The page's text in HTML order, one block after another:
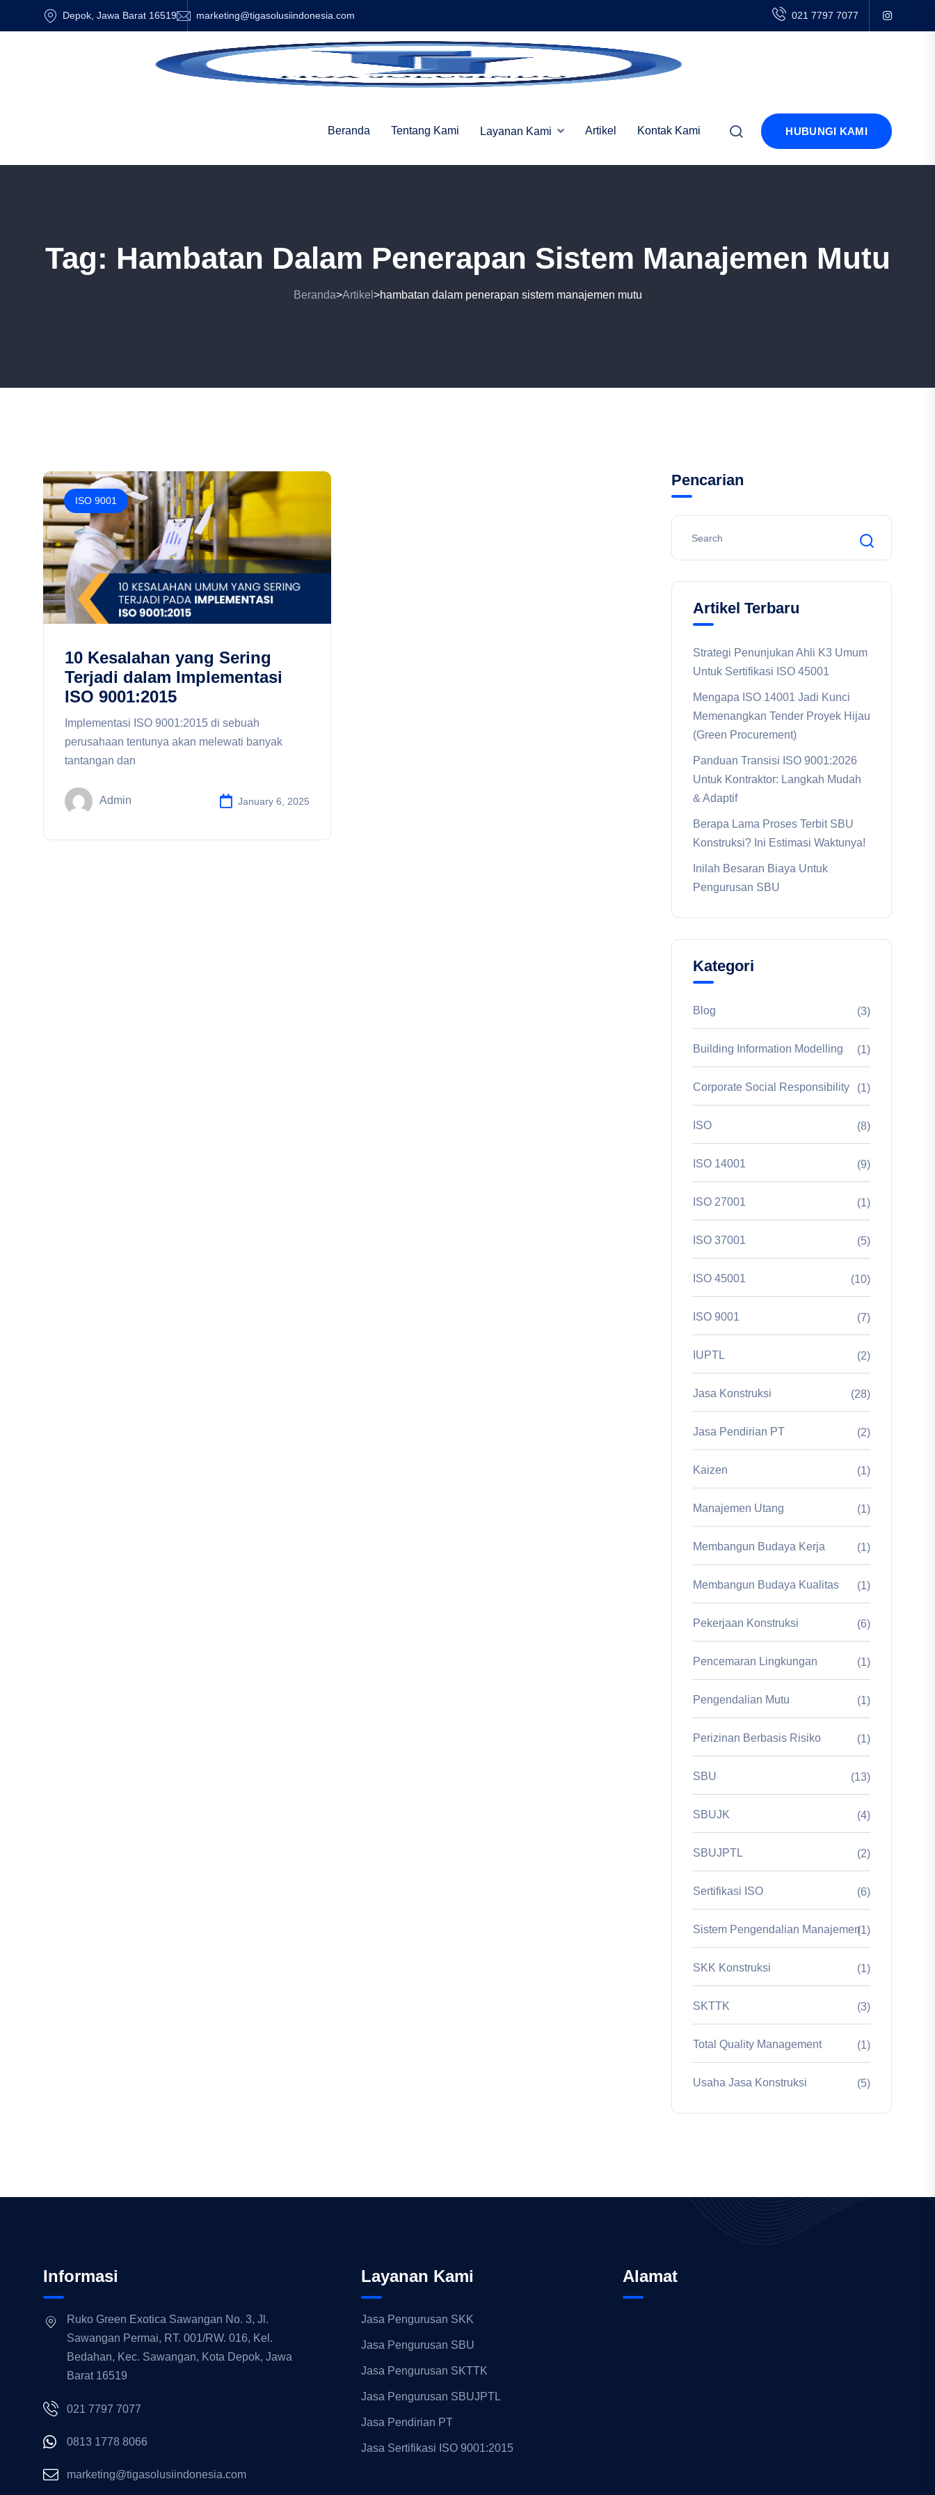
Depok, Jawa Barat 16519 marketing@tigasolusiindonesia.com 021 7797 7077
Beranda Tentang Kami Layanan Kami Artikel Kontak Kami HUBUNGI KAMI
Tag: Hambatan Dalam Penerapan Sistem Manajemen Mutu
Beranda>Artikel >hambatan dalam penerapan sistem manajemen mutu
ISO 9001
10 Kesalahan yang Sering
Terjadi dalam Implementasi
ISO 9001:2015
Implementasi ISO 9001:2015 di sebuah
perusahaan tentunya akan melewati banyak
tantangan dan
Admin January 6, 2025
Pencarian
Artikel Terbaru
Strategi Penunjukan Ahli K3 Umum
Untuk Sertifikasi ISO 45001
Mengapa ISO 14001 Jadi Kunci
Memenangkan Tender Proyek Hijau
(Green Procurement)
Panduan Transisi ISO 9001:2026
Untuk Kontraktor: Langkah Mudah
& Adaptif
Berapa Lama Proses Terbit SBU
Konstruksi? Ini Estimasi Waktunya!
Inilah Besaran Biaya Untuk
Pengurusan SBU
Kategori
Blog (3)
Building Information Modelling (1)
Corporate Social Responsibility (1)
ISO (8)
ISO 14001 (9)
ISO 27001 (1)
ISO 37001 (5)
ISO 45001 (10)
ISO 9001 (7)
IUPTL (2)
Jasa Konstruksi (28)
Jasa Pendirian PT (2)
Kaizen (1)
Manajemen Utang (1)
Membangun Budaya Kerja (1)
Membangun Budaya Kualitas (1)
Pekerjaan Konstruksi (6)
Pencemaran Lingkungan (1)
Pengendalian Mutu (1)
Perizinan Berbasis Risiko (1)
SBU (13)
SBUJK (4)
SBUJPTL (2)
Sertifikasi ISO (6)
Sistem Pengendalian Manajemen(1)
SKK Konstruksi (1)
SKTTK (3)
Total Quality Management (1)
Usaha Jasa Konstruksi (5)
Informasi
Ruko Green Exotica Sawangan No. 3, Jl.
Sawangan Permai, RT. 001/RW. 016, Kel.
Bedahan, Kec. Sawangan, Kota Depok, Jawa
Barat 16519
021 7797 7077
0813 1778 8066
marketing@tigasolusiindonesia.com
Layanan Kami
Jasa Pengurusan SKK
Jasa Pengurusan SBU
Jasa Pengurusan SKTTK
Jasa Pengurusan SBUJPTL
Jasa Pendirian PT
Jasa Sertifikasi ISO 9001:2015
Alamat